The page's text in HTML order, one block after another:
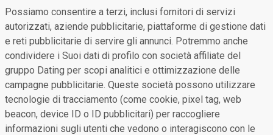
Possiamo consentire a terzi, inclusi fornitori di servizi
autorizzati, aziende pubblicitarie, piattaforme di gestione dati
e reti pubblicitarie di servire gli annunci. Potremmo anche
condividere i Suoi dati di profilo con società affiliate del
gruppo Dating per scopi analitici e ottimizzazione delle
campagne pubblicitarie. Queste società possono utilizzare
tecnologie di tracciamento (come cookie, pixel tag, web
beacon, device ID o ID pubblicitari) per raccogliere
informazioni sugli utenti che vedono o interagiscono con le